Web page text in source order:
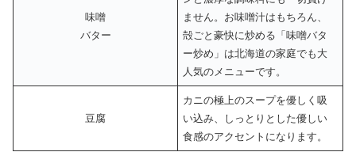
味噌
バター
ません。お味噌汁はもちろん、
殻ごと豪快に炒める「味噌バタ
ー炒め」は北海道の家庭でも大
人気のメニューです。
豆腐
カニの極上のスープを優しく吸
い込み、しっとりとした優しい
食感のアクセントになります。